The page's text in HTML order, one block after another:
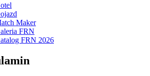
Maker
FRN
FRN 2026